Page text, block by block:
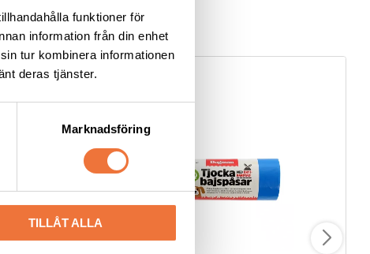
funktioner för
information från din enhet
tur kombinera informationen
deras tjänster.
Marknadsföring
TILLÅT ALLA